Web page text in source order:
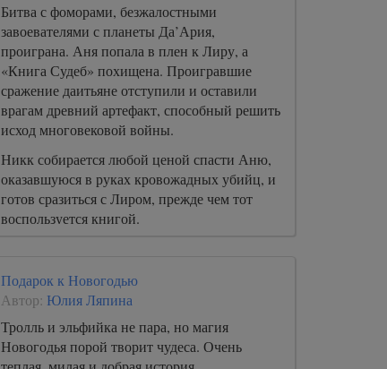
Битва с фоморами, безжалостными
завоевателями с планеты Да’Ария,
проиграна. Аня попала в плен к Лиру, а
«Книга Судеб» похищена. Проигравшие
сражение даитьяне отступили и оставили
врагам древний артефакт, способный решить
исход многовековой войны.
Никк собирается любой ценой спасти Аню,
оказавшуюся в руках кровожадных убийц, и
готов сразиться с Лиром, прежде чем тот
воспользуется книгой.
Подарок к Новогодью
Автор: Юлия Ляпина
Тролль и эльфийка не пара, но магия
Новогодья порой творит чудеса. Очень